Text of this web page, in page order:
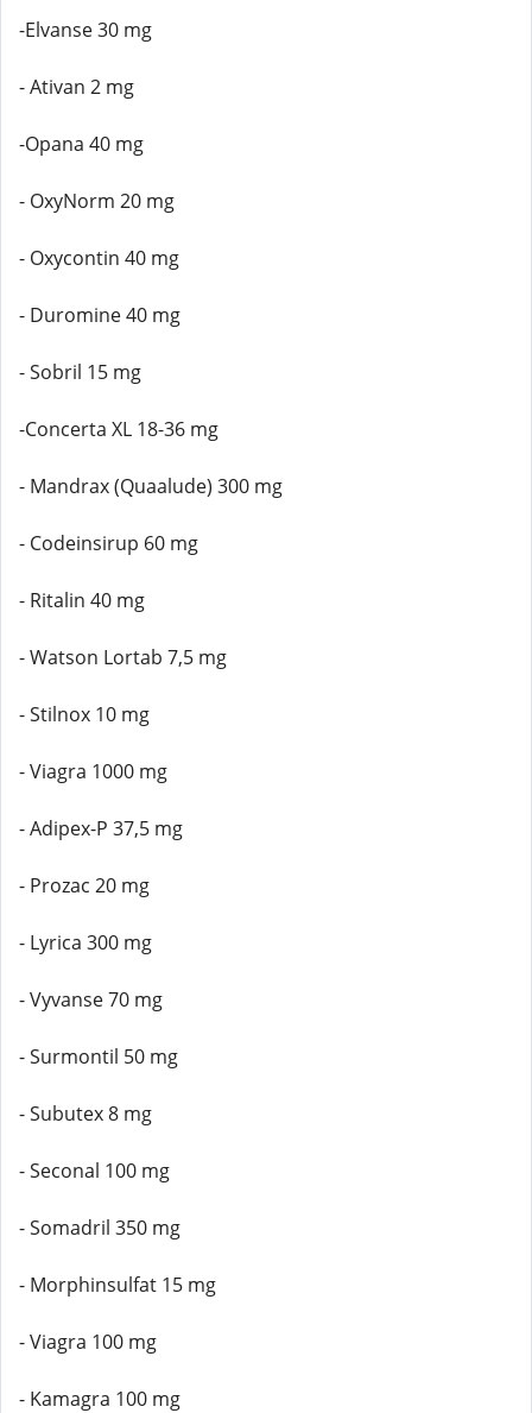
-Elvanse 30 mg
- Ativan 2 mg
-Opana 40 mg
- OxyNorm 20 mg
- Oxycontin 40 mg
- Duromine 40 mg
- Sobril 15 mg
-Concerta XL 18-36 mg
- Mandrax (Quaalude) 300 mg
- Codeinsirup 60 mg
- Ritalin 40 mg
- Watson Lortab 7,5 mg
- Stilnox 10 mg
- Viagra 1000 mg
- Adipex-P 37,5 mg
- Prozac 20 mg
- Lyrica 300 mg
- Vyvanse 70 mg
- Surmontil 50 mg
- Subutex 8 mg
- Seconal 100 mg
- Somadril 350 mg
- Morphinsulfat 15 mg
- Viagra 100 mg
- Kamagra 100 mg